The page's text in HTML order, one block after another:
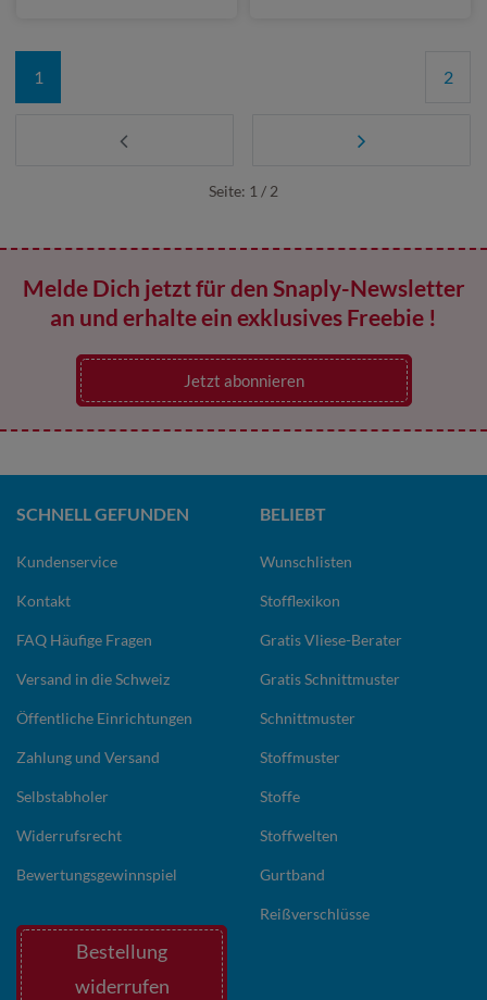
1 2
Seite: 1 / 2
Melde Dich jetzt für den Snaply-Newsletter
an und erhalte ein exklusives Freebie !
Jetzt abonnieren
SCHNELL GEFUNDEN
Kundenservice
Kontakt
FAQ Häufige Fragen
Versand in die Schweiz
Öffentliche Einrichtungen
Zahlung und Versand
Selbstabholer
Widerrufsrecht
Bewertungsgewinnspiel
Bestellung
widerrufen
BELIEBT
Wunschlisten
Stofflexikon
Gratis Vliese-Berater
Gratis Schnittmuster
Schnittmuster
Stoffmuster
Stoffe
Stoffwelten
Gurtband
Reißverschlüsse